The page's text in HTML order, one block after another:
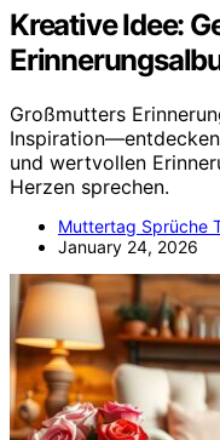
Kreative Idee:
Großmutters
und wertvollen
Herzen sprechen.
Muttertag Sprüche
January 24, 2026